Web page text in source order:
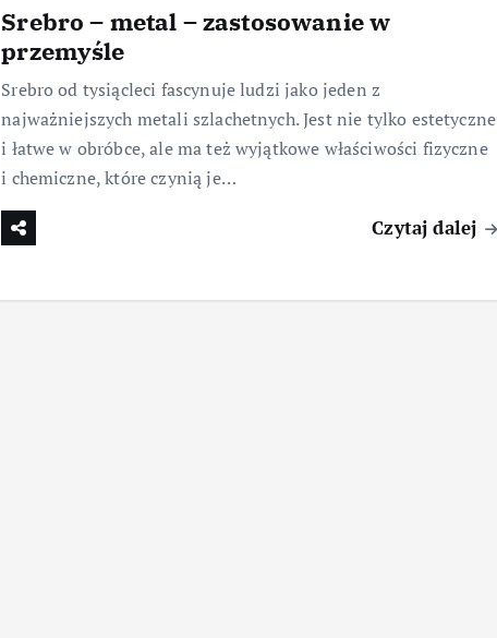
Srebro – metal – zastosowanie w
przemyśle
Srebro od tysiącleci fascynuje ludzi jako jeden z
najważniejszych metali szlachetnych. Jest nie tylko estetyczne
i łatwe w obróbce, ale ma też wyjątkowe właściwości fizyczne
i chemiczne, które czynią je…
Czytaj dalej